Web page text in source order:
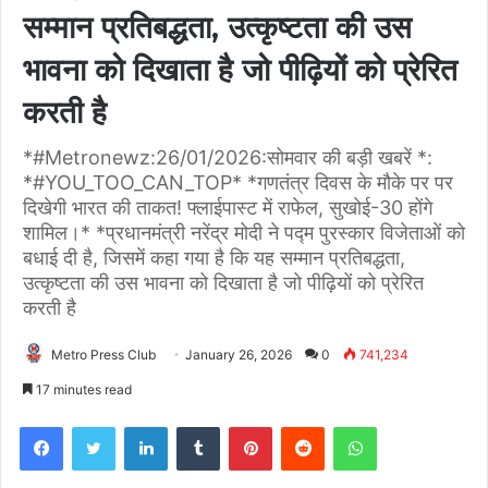
सम्मान प्रतिबद्धता, उत्कृष्टता की उस
भावना को दिखाता है जो पीढ़ियों को प्रेरित
करती है
*#Metronewz:26/01/2026:सोमवार की बड़ी खबरें *:
*#YOU_TOO_CAN_TOP* *गणतंत्र दिवस के मौके पर पर
दिखेगी भारत की ताकत! फ्लाईपास्ट में राफेल, सुखोई-30 होंगे
शामिल।* *प्रधानमंत्री नरेंद्र मोदी ने पद्म पुरस्कार विजेताओं को
बधाई दी है, जिसमें कहा गया है कि यह सम्मान प्रतिबद्धता,
उत्कृष्टता की उस भावना को दिखाता है जो पीढ़ियों को प्रेरित
करती है
Metro Press Club January 26, 2026 0 741,234
17 minutes read
FacebookTwitter LinkedInTumblr PinterestReddit WhatsApp